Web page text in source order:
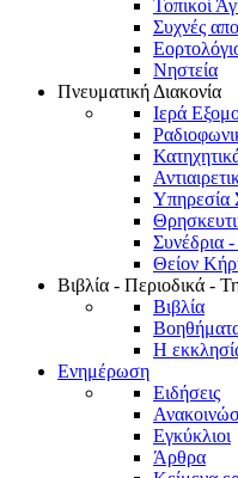
Τοπικοί
Συχνές
Νηστεία
Πνευματική Διακονία
Ιερά
Υπηρεσία
Συνέδρια
Θείον
Βιβλία - Περιοδικά -
Βιβλία
Η
Ενημέρωση
Ειδήσεις
Εγκύκλιοι
Άρθρα